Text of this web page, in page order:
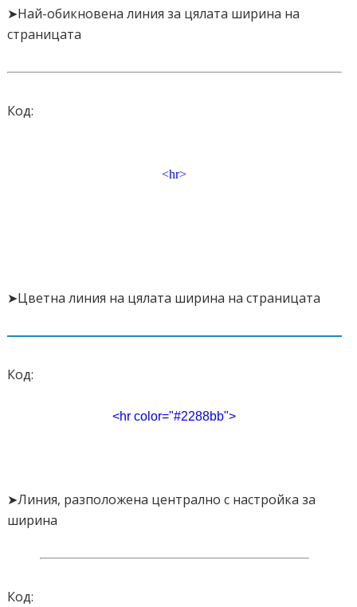
➤Най-обикновена линия за цялата ширина на
страницата
Код:
<hr>
➤Цветна линия на цялата ширина на страницата
Код:
<hr color="#2288bb">
➤Линия, разположена централно с настройка за
ширина
Код: